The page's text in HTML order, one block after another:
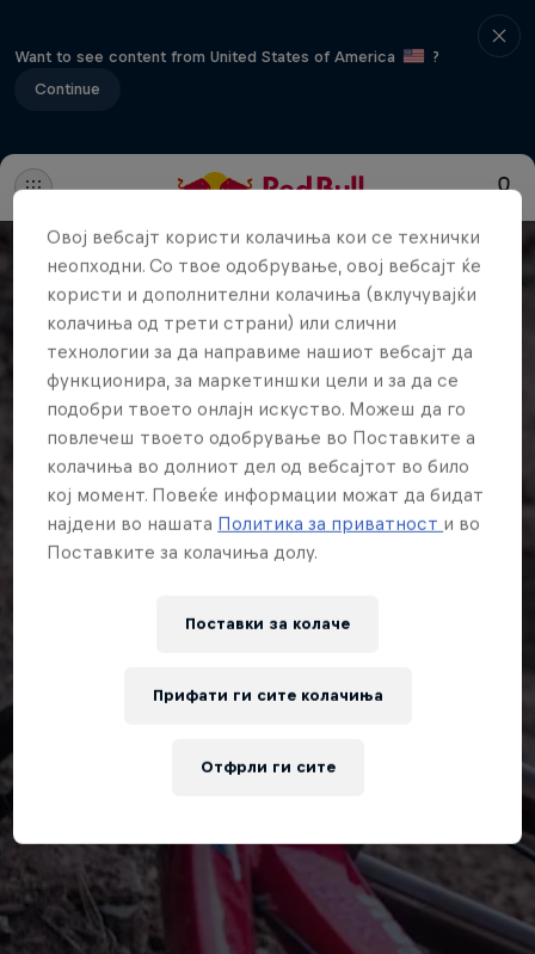
Want to see content from United States of America
?
Continue
Овој вебсајт користи колачиња кои се технички
неопходни. Со твое одобрување, овој вебсајт ќе
користи и дополнителни колачиња (вклучувајќи
колачиња од трети страни) или слични
технологии за да направиме нашиот вебсајт да
функционира, за маркетиншки цели и за да се
подобри твоето онлајн искуство. Можеш да го
повлечеш твоето одобрување во Поставките а
колачиња во долниот дел од вебсајтот во било
кој момент. Повеќе информации можат да бидат
најдени во нашата Политика за приватност и во
Поставките за колачиња долу.
Поставки за колачe
Отфрли ги сите
Прифати ги сите колачиња